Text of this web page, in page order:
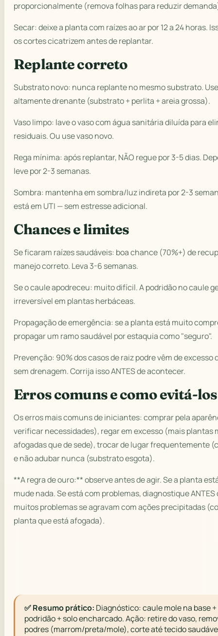
proporcionalmente (remova folhas para reduzir
Secar: deixe a planta com raízes ao ar por 12 a 24 horas.
os cortes cicatrizem antes de replantar.
Replante correto
Substrato novo: nunca replante no mesmo substrato.
altamente drenante (substrato + perlita + areia grossa).
Vaso limpo: lave o vaso com água sanitária diluída para
residuais. Ou use vaso novo.
Rega mínima: após replantar, NÃO regue por 3-5 dias.
leve por 2-3 semanas.
Sombra: mantenha em sombra/luz indireta por 2-3
está em UTI — sem estresse adicional.
Chances e limites
Se ficaram raízes saudáveis: boa chance (70%+) de
manejo correto. Leva 3-6 semanas.
Se o caule apodreceu: muito difícil. A podridão no caule
irreversível em plantas herbáceas.
Propagação de emergência: se a planta está muito
propagar um ramo saudável por estaquia como "seguro".
Prevenção: 90% dos casos de raiz podre vêm de excesso
sem drenagem. Corrija isso ANTES de acontecer.
Erros comuns e como evitá-los
Os erros mais comuns de iniciantes: comprar pela
verificar necessidades), regar em excesso (mais plantas
afogadas que de sede), trocar de lugar frequentemente
e não adubar nunca (substrato esgota).
**A regra de ouro:** observe antes de agir. Se a planta
mude nada. Se está com problemas, diagnostique
muitos problemas se agravam com ações precipitadas
planta que está afogada).
✅ Resumo prático: Diagnóstico: caule mole na base
podridão + solo encharcado. Ação: retire do vaso,
podres (marrom/preta/mole), corte até tecido